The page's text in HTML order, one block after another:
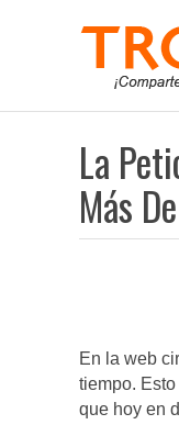
La
Más
En la web
tiempo.
que hoy en